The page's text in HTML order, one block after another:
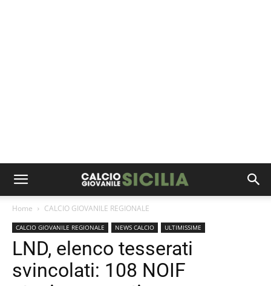
Home CALCIO GIOVANILE REGIONALE
CALCIO GIOVANILE REGIONALE NEWS CALCIO ULTIMISSIME
LND, elenco tesserati
svincolati: 108 NOIF